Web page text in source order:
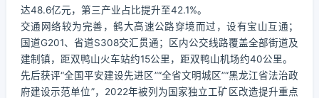
达48.6亿元，第三产业占比提升至42.1%。
交通网络较为完善，鹤大高速公路穿境而过，设有宝山互通；
国道G201、省道S308交汇贯通；区内公交线路覆盖全部街道及
建制镇，距双鸭山火车站约15公里，距双鸭山机场约40公里。
先后获评“全国平安建设先进区”“全省文明城区”“黑龙江省法治政
府建设示范单位”，2022年被列为国家独立工矿区改造提升重点